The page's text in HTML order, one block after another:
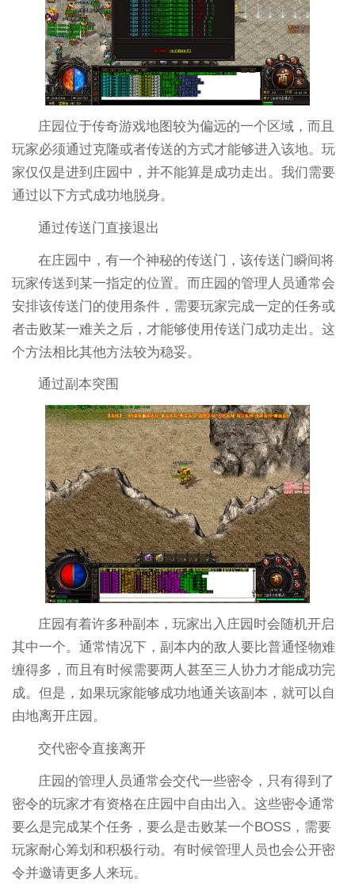
庄园位于传奇游戏地图较为偏远的一个区域，而且
玩家必须通过克隆或者传送的方式才能够进入该地。玩
家仅仅是进到庄园中，并不能算是成功走出。我们需要
通过以下方式成功地脱身。
通过传送门直接退出
在庄园中，有一个神秘的传送门，该传送门瞬间将
玩家传送到某一指定的位置。而庄园的管理人员通常会
安排该传送门的使用条件，需要玩家完成一定的任务或
者击败某一难关之后，才能够使用传送门成功走出。这
个方法相比其他方法较为稳妥。
通过副本突围
庄园有着许多种副本，玩家出入庄园时会随机开启
其中一个。通常情况下，副本内的敌人要比普通怪物难
缠得多，而且有时候需要两人甚至三人协力才能成功完
成。但是，如果玩家能够成功地通关该副本，就可以自
由地离开庄园。
交代密令直接离开
庄园的管理人员通常会交代一些密令，只有得到了
密令的玩家才有资格在庄园中自由出入。这些密令通常
要么是完成某个任务，要么是击败某一个BOSS，需要
玩家耐心筹划和积极行动。有时候管理人员也会公开密
令并邀请更多人来玩。